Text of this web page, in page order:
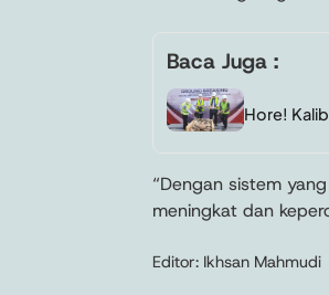
Baca Juga :
Hore!
“Dengan sistem
meningkat dan
Editor: Ikhsan Mahmudi